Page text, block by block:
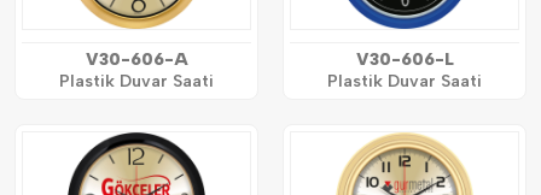
V30-606-A
Plastik Duvar Saati
V30-606-L
Plastik Duvar Saati